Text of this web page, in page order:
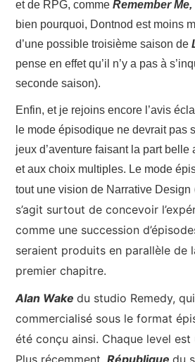
et de RPG, commeRemember
bien pourquoi, Dontnod est moins
d’une possible troisième saison de
pense en effet qu’il n’y a pas à
seconde saison).
Enfin, et je rejoins encore l’avis
le mode épisodique ne devrait pas
jeux d’aventure faisant la part belle
et aux choix multiples. Le mode
tout une vision de Narrative Design
s’agit surtout de concevoir
comme une succession
seraient produits en parallèle de
premier chapitre.
Alan Wakedu studio Remedy,
commercialisé sous le format
été conçu ainsi. Chaque level est
Plus récemment,Républiquedu